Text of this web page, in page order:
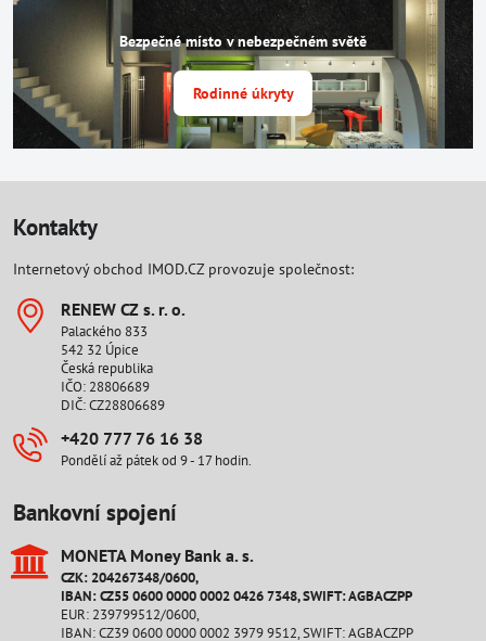
Bezpečné místo v nebezpečném světě
Rodinné úkryty
Kontakty
Internetový obchod IMOD.CZ provozuje společnost:
RENEW CZ s​. r​. o​.
Palackého 833
542 32 Úpice
Česká republika
IČO: 28806689
DIČ: CZ28806689
+420 777 76 16 38
Pondělí až pátek od 9 - 17 hodin.
Bankovní spojení
MONETA Money Bank a​. s​.
CZK: 204267348/0600,
IBAN: CZ55 0600 0000 0002 0426 7348, SWIFT: AGBACZPP
EUR: 239799512/0600,
IBAN: CZ39 0600 0000 0002 3979 9512, SWIFT: AGBACZPP